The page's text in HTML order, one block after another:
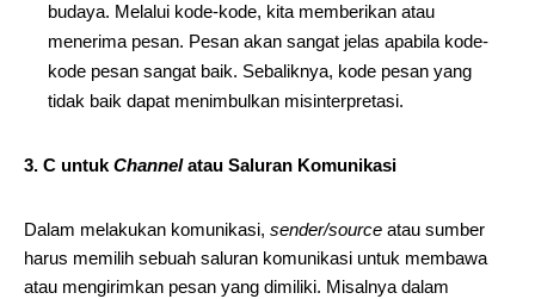
budaya. Melalui kode-kode, kita memberikan atau
menerima pesan. Pesan akan sangat jelas apabila kode-
kode pesan sangat baik. Sebaliknya, kode pesan yang
tidak baik dapat menimbulkan misinterpretasi.
3. C untuk Channelatau Saluran Komunikasi
Dalam melakukan komunikasi, sender/source atau sumber
harus memilih sebuah saluran komunikasi untuk membawa
atau mengirimkan pesan yang dimiliki. Misalnya dalam